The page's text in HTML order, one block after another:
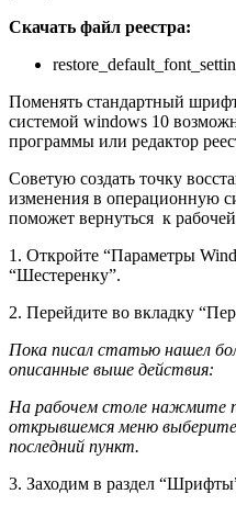
Скачать файл реестра:
Поменять стандартный
системой windows 10
программы или редактор
Советую создать точку
изменения в операционную
поможет вернуться к
1. Откройте “Параметры
“Шестеренку”.
2. Перейдите во вкладку
Пока писал статью нашел
описанные выше действия:
На рабочем столе нажмите
открывшемся меню
последний пункт.
3. Заходим в раздел